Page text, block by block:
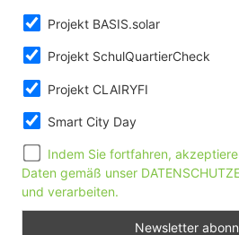
Projekt BASIS.solar
Projekt SchulQuartierCheck
Projekt CLAIRYFI
Smart City Day
Indem Sie fortfahren,
Daten gemäß unser
und verarbeiten.